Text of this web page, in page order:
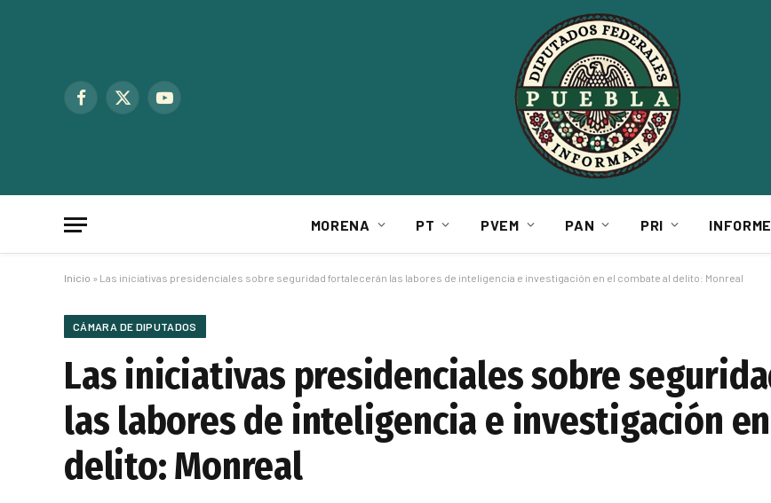
Facebook
X
YouTube
MORENA PT PVEM PAN PRI
Inicio » Las iniciativas presidenciales sobre seguridad fortalecerán las labores de inteligencia e investigación en el combate al delito: Monreal
CÁMARA DE DIPUTADOS
Las iniciativas presidenciales sobre
las labores de inteligencia e investigación
delito: Monreal